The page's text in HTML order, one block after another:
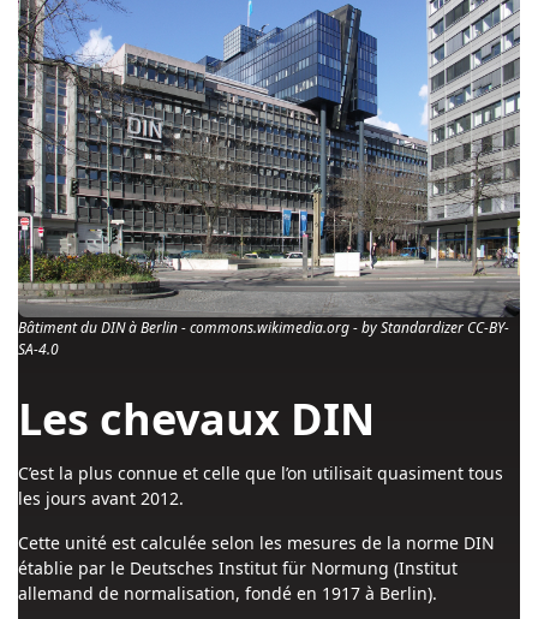
Bâtiment du DIN à Berlin - commons.wikimedia.org - by Standardizer CC-BY-
SA-4.0
Les chevaux DIN
C’est la plus connue et celle que l’on utilisait quasiment tous
les jours avant 2012.
Cette unité est calculée selon les mesures de la norme DIN
établie par le Deutsches Institut für Normung (Institut
allemand de normalisation, fondé en 1917 à Berlin).